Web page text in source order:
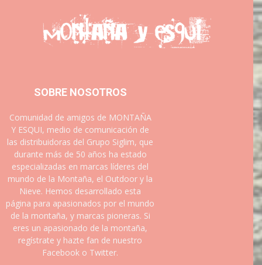
SOBRE NOSOTROS
Comunidad de amigos de MONTAÑA
Y ESQUI, medio de comunicación de
las distribuidoras del Grupo Siglim, que
durante más de 50 años ha estado
especializadas en marcas líderes del
mundo de la Montaña, el Outdoor y la
Nieve. Hemos desarrollado esta
página para apasionados por el mundo
de la montaña, y marcas pioneras. Si
eres un apasionado de la montaña,
regístrate y hazte fan de nuestro
Facebook o Twitter.